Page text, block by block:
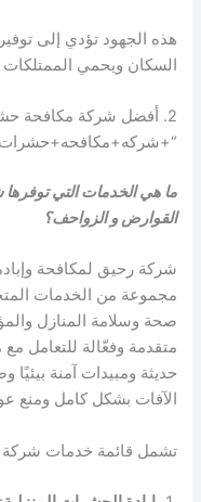
هذه الجهود تؤدي إلى
السكان ويحمي الممتلكات
2. أفضل شركة مكافحة
ما هي الخدمات التي
القوارض و الزواحف؟
شركة رحيق لمكافحة
مجموعة من الخدمات
صحة وسلامة المنازل
متقدمة وفعّالة للتعامل
حديثة ومبيدات آمنة
الآفات بشكل كامل ومنع
تشمل قائمة خدمات شركة